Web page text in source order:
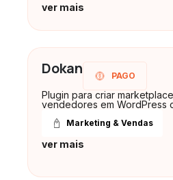
ver mais
Dokan PAGO
Plugin para criar
vendedores em WordPress
Marketing & Vendas
ver mais